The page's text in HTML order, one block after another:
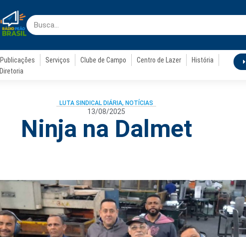
Publicações Serviços Clube de Campo Centro de Lazer
História
Diretoria
LUTA SINDICAL DIÁRIA, NOTÍCIAS
13/08/2025
Ninja na Dalmet